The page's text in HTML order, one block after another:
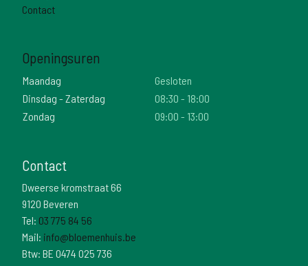
Contact
Openingsuren
Maandag
Gesloten
Dinsdag - Zaterdag
08:30 - 18:00
Zondag
09:00 - 13:00
Contact
Dweerse kromstraat 66
9120 Beveren
Tel: 03 775 84 56
Mail: info@bloemenhuis.be
Btw: BE 0474 025 736